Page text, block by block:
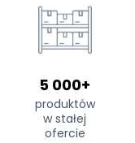
5 000+
produktów
w stałej
ofercie